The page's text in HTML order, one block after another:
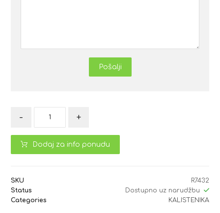
Pošalji
- +
Dodaj za info ponudu
SKU
R7432
Status
Dostupno uz narudžbu
Categories
KALISTENIKA